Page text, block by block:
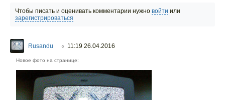
Чтобы писать и оценивать комментарии нужно войти или
зарегистрироваться
Rusandu ○ 11:19 26.04.2016
Новое фото на странице: